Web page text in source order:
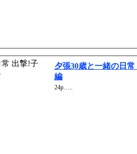
夕張30歳と一緒の日
編
24p…..